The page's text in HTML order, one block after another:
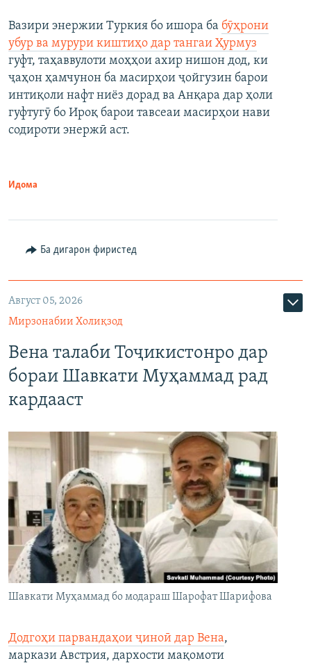
Вазири энержии Туркия бо ишора ба бӯҳрони
убур ва мурури киштиҳо дар тангаи Ҳурмуз
гуфт, таҳаввулоти моҳҳои ахир нишон дод, ки
ҷаҳон ҳамчунон ба масирҳои ҷойгузин барои
интиқоли нафт ниёз дорад ва Анқара дар ҳоли
гуфтугӯ бо Ироқ барои тавсеаи масирҳои нави
содироти энержӣ аст.
Идома
Ба дигарон фиристед
Август 05, 2026
Мирзонабии Холиқзод
Вена талаби Тоҷикистонро дар
бораи Шавкати Муҳаммад рад
кардааст
Шавкати Муҳаммад бо модараш Шарофат Шарифова
Додгоҳи парвандаҳои ҷиноӣ дар Вена,
маркази Австрия, дархости мақомоти